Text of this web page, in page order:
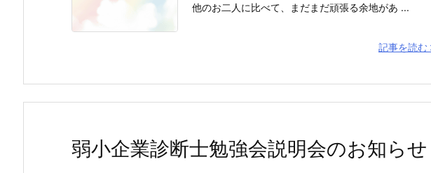
他のお二人に比べて、まだまだ頑張る余地があ ...
記事を読む
弱小企業診断士勉強会説明会のお知らせ